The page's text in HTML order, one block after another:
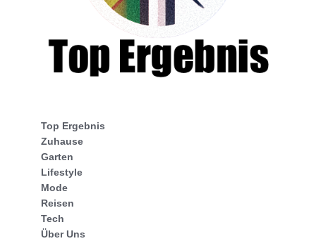
Top Ergebnis
Zuhause
Garten
Lifestyle
Mode
Reisen
Tech
Über Uns